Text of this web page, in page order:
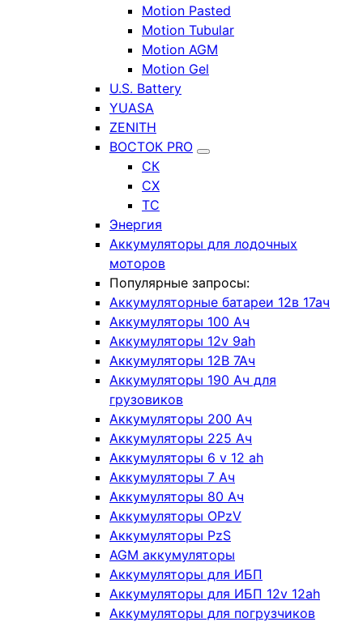
Motion Pasted
Motion Tubular
Motion AGM
Motion Gel
U.S. Battery
YUASA
ZENITH
ВОСТОК PRO
СК
СХ
ТС
Энергия
Аккумуляторы для лодочных
моторов
Популярные запросы:
Аккумуляторные батареи 12в 17ач
Аккумуляторы 100 Ач
Аккумуляторы 12v 9ah
Аккумуляторы 12В 7Ач
Аккумуляторы 190 Ач для
грузовиков
Аккумуляторы 200 Ач
Аккумуляторы 225 Ач
Аккумуляторы 6 v 12 ah
Аккумуляторы 7 Ач
Аккумуляторы 80 Ач
Аккумуляторы OPzV
Аккумуляторы PzS
AGM аккумуляторы
Аккумуляторы для ИБП
Аккумуляторы для ИБП 12v 12ah
Аккумуляторы для погрузчиков